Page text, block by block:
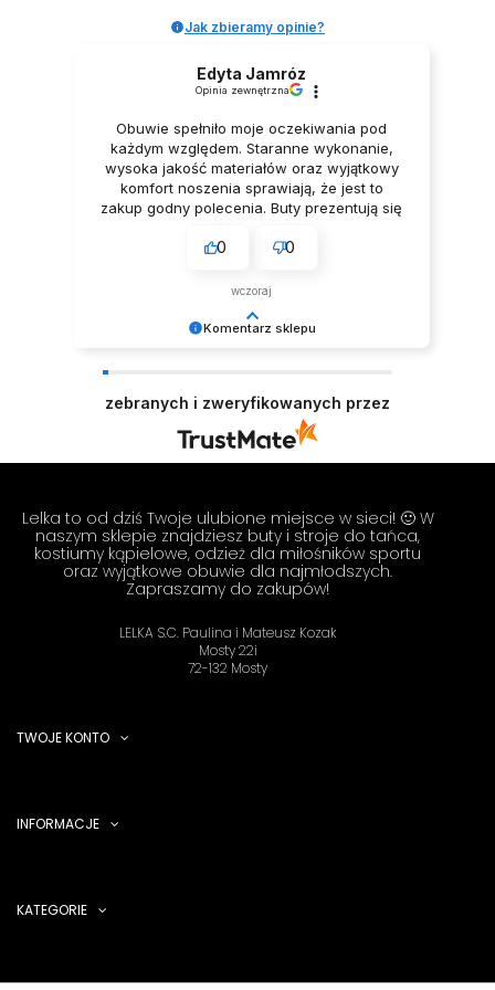
Jak zbieramy opinie?
Komentarz sklepu
Doceniamy czas i wysiłek włożony w podzielenie
się z nami Twoimi doświadczeniami. Do
zobaczenia! Zespół LELKA 🦋
Edyta Jamróz
Opinia zewnętrzna
Obuwie spełniło moje oczekiwania pod
każdym względem. Staranne wykonanie,
wysoka jakość materiałów oraz wyjątkowy
komfort noszenia sprawiają, że jest to
zakup godny polecenia. Buty prezentują się
przekonaniem polecam ten produkt.
0 0
wczoraj
zebranych i zweryfikowanych przez
Lelka to od dziś Twoje ulubione miejsce w sieci! 🙂 W
naszym sklepie znajdziesz buty i stroje do tańca,
kostiumy kąpielowe, odzież dla miłośników sportu
oraz wyjątkowe obuwie dla najmłodszych.
Zapraszamy do zakupów!
LELKA S.C. Paulina i Mateusz Kozak
Mosty 22i
72-132 Mosty
TWOJE KONTO
INFORMACJE
KATEGORIE